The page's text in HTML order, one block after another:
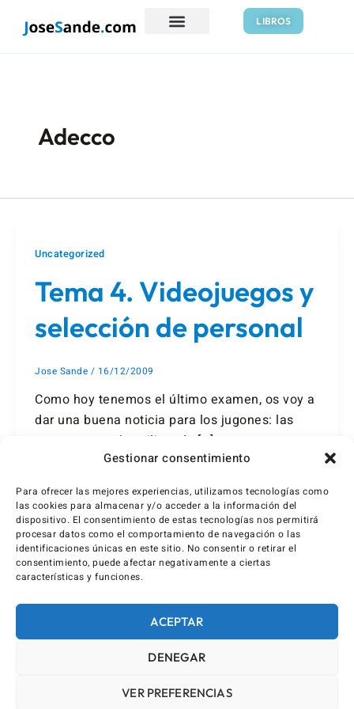
Gestionar consentimiento
Para ofrecer las mejores experiencias, utilizamos tecnologías como
las cookies para almacenar y/o acceder a la información del
dispositivo. El consentimiento de estas tecnologías nos permitirá
procesar datos como el comportamiento de navegación o las
identificaciones únicas en este sitio. No consentir o retirar el
consentimiento, puede afectar negativamente a ciertas
características y funciones.
ACEPTAR
DENEGAR
VER PREFERENCIAS
LIBROS
Adecco
Uncategorized
Tema 4. Videojuegos y
selección de personal
Jose Sande / 16/12/2009
Como hoy tenemos el último examen, os voy a
dar una buena noticia para los jugones: las
empresas están utilizando […]